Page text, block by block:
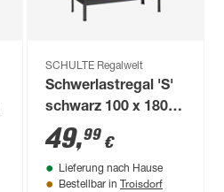
SCHULTE Regalwelt
Schwerlastregal 'S'
schwarz 100 x 180 x
35 cm, 4 Böden à 90
kg
49,99 €
Lieferung nach Hause
Bestellbar in Troisdorf